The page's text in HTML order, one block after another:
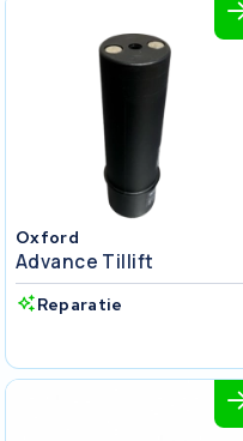
Oxford
Advance Tillift
Reparatie